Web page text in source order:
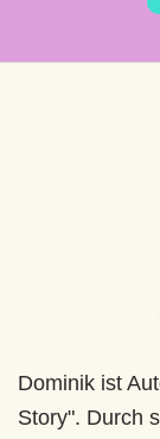
Dominik ist
Story". Durch